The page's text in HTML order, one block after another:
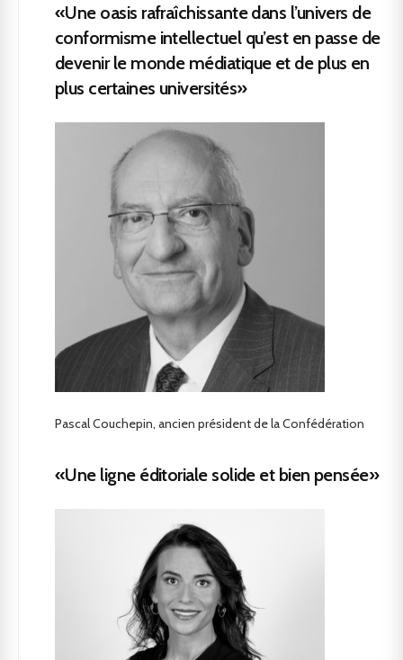
«Une oasis rafraîchissante dans l’univers de
conformisme intellectuel qu’est en passe de
devenir le monde médiatique et de plus en
plus certaines universités»
Pascal Couchepin, ancien président de la Confédération
«Une ligne éditoriale solide et bien pensée»